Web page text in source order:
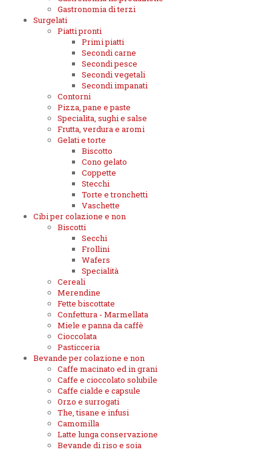
Gastronomia di terzi
Surgelati
Piatti pronti
Primi piatti
Secondi carne
Secondi pesce
Secondi vegetali
Secondi impanati
Contorni
Pizza, pane e paste
Specialita, sughi e salse
Frutta, verdura e aromi
Gelati e torte
Biscotto
Cono gelato
Coppette
Stecchi
Torte e tronchetti
Vaschette
Cibi per colazione e non
Biscotti
Secchi
Frollini
Wafers
Specialità
Cereali
Merendine
Fette biscottate
Confettura - Marmellata
Miele e panna da caffè
Cioccolata
Pasticceria
Bevande per colazione e non
Caffe macinato ed in grani
Caffe e cioccolato solubile
Caffe cialde e capsule
Orzo e surrogati
The, tisane e infusi
Camomilla
Latte lunga conservazione
Bevande di riso e soia